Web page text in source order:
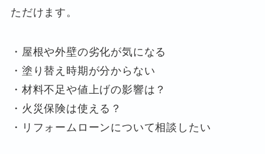
ただけます。
・屋根や外壁の劣化が気になる
・塗り替え時期が分からない
・材料不足や値上げの影響は？
・火災保険は使える？
・リフォームローンについて相談したい